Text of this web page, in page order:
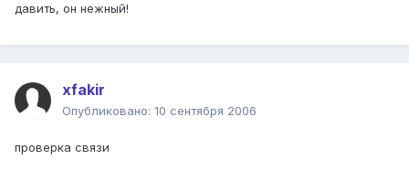
давить, он нежный!
xfakir
Опубликовано: 10 сентября 2006
проверка связи